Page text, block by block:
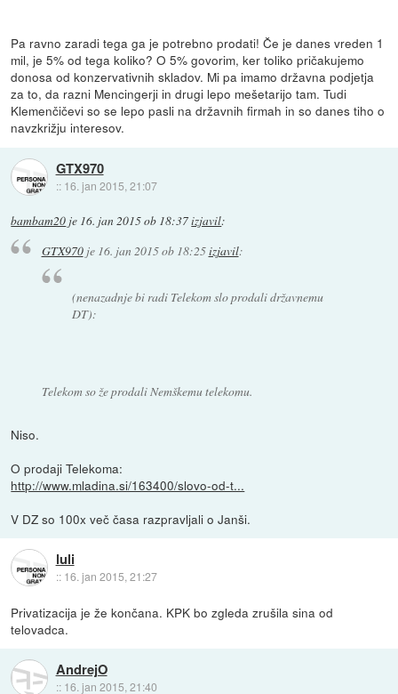
Pa ravno zaradi tega ga je potrebno prodati! Če je danes vreden 1
mil, je 5% od tega koliko? O 5% govorim, ker toliko pričakujemo
donosa od konzervativnih skladov. Mi pa imamo državna podjetja
za to, da razni Mencingerji in drugi lepo mešetarijo tam. Tudi
Klemenčičevi so se lepo pasli na državnih firmah in so danes tiho o
navzkrižju interesov.
GTX970
:: 16. jan 2015, 21:07
bambam20 je 16. jan 2015 ob 18:37izjavil:
GTX970je 16. jan 2015 ob 18:25izjavil:
(nenazadnje bi radi Telekom slo prodali državnemu
DT):
Telekom so že prodali Nemškemu telekomu.
Niso.
O prodaji Telekoma:
http://www.mladina.si/163400/slovo-od-t...
V DZ so 100x več časa razpravljali o Janši.
luli
:: 16. jan 2015, 21:27
Privatizacija je že končana. KPK bo zgleda zrušila sina od
telovadca.
AndrejO
:: 16. jan 2015, 21:40